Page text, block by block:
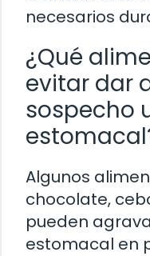
necesarios
¿Qué
evitar dar
sospecho
Algunos
chocolate,
pueden
estomacal en